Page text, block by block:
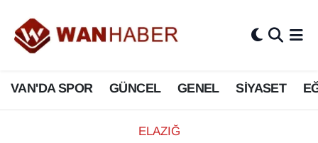
VAN'DA SPOR GÜNCEL GENEL SİYASET
ELAZIĞ
3.SAYFA
ASAYİŞ
BİLİM VE TEKNOLOJİ
Van Nöbetçi Eczaneler
Van Hava Durumu
Van Namaz Vakitleri